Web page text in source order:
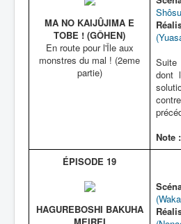
MA NO KAIJÛJIMA E
TOBE ! (GÔHEN)
En route pour l'Île aux
monstres du mal ! (2eme
partie)
Suite
dont
Note :
ÉPISODE 19
HAGUREBOSHI BAKUHA